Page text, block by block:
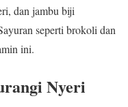
dan jambu biji
seperti brokoli dan
ini.
Nyeri